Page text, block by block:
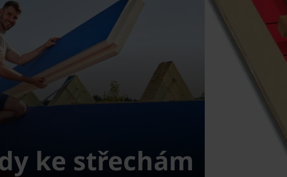
ke střechám